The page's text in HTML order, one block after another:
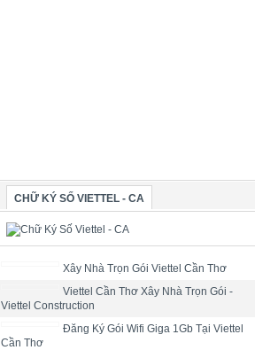
CHỮ KÝ SỐ VIETTEL - CA
Xây Nhà Trọn Gói Viettel Cần Thơ
Viettel Cần Thơ Xây Nhà Trọn Gói -
Viettel Construction
Đăng Ký Gói Wifi Giga 1Gb Tại Viettel
Cần Thơ